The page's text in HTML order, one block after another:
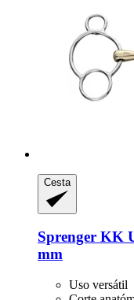
Cesta
Sprenger KK
mm
Uso versátil